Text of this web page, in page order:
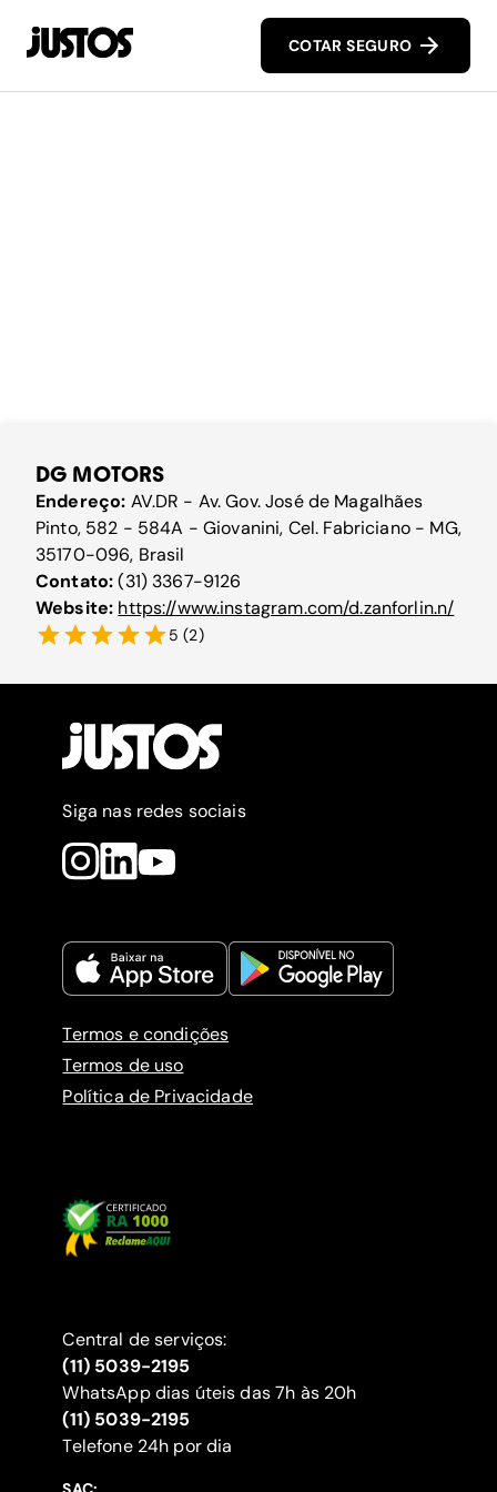
COTAR SEGURO
DG MOTORS
Endereço: AV.DR - Av. Gov. José de Magalhães
Pinto, 582 - 584A - Giovanini, Cel. Fabriciano - MG,
35170-096, Brasil
Contato:(31) 3367-9126
Website: https://www.instagram.com/d.zanforlin.n/
5 (2)
Siga nas redes sociais
Termos e condições
Termos de uso
Política de Privacidade
Central de serviços:
(11) 5039-2195
WhatsApp dias úteis das 7h às 20h
(11) 5039-2195
‍Telefone 24h por dia